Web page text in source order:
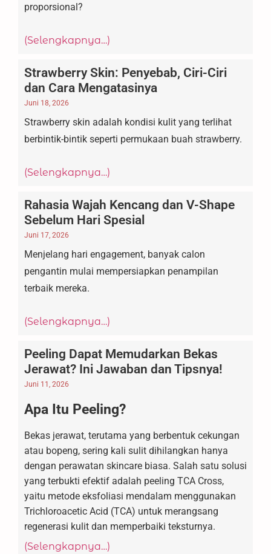
proporsional?
(Selengkapnya…)
Strawberry Skin: Penyebab, Ciri-Ciri
dan Cara Mengatasinya
Juni 18, 2026
Strawberry skin adalah kondisi kulit yang terlihat
berbintik-bintik seperti permukaan buah strawberry.
(Selengkapnya…)
Rahasia Wajah Kencang dan V-Shape
Sebelum Hari Spesial
Juni 17, 2026
Menjelang hari engagement, banyak calon
pengantin mulai mempersiapkan penampilan
terbaik mereka.
(Selengkapnya…)
Peeling Dapat Memudarkan Bekas
Jerawat? Ini Jawaban dan Tipsnya!
Juni 11, 2026
Apa Itu Peeling?
Bekas jerawat, terutama yang berbentuk cekungan
atau bopeng, sering kali sulit dihilangkan hanya
dengan perawatan skincare biasa. Salah satu solusi
yang terbukti efektif adalah peeling TCA Cross,
yaitu metode eksfoliasi mendalam menggunakan
Trichloroacetic Acid (TCA) untuk merangsang
regenerasi kulit dan memperbaiki teksturnya.
(Selengkapnya…)